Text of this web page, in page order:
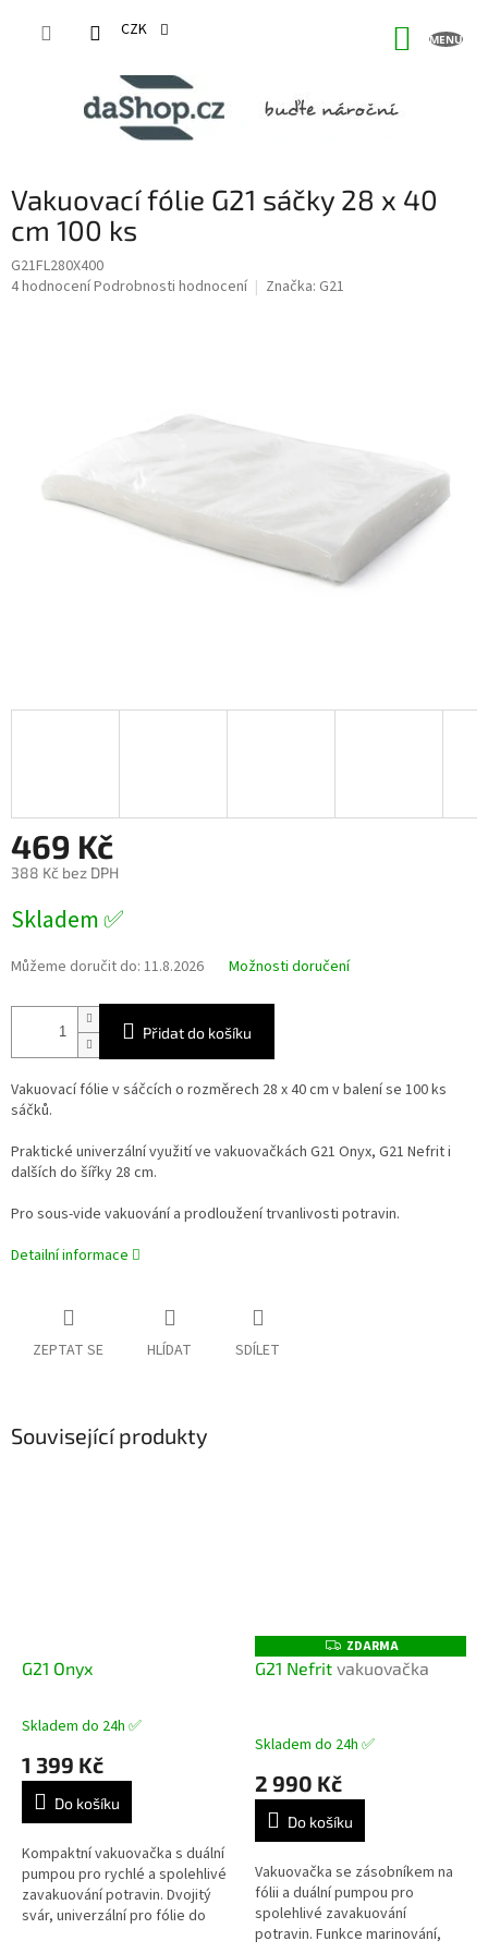
CZK
Vakuovací fólie G21 sáčky 28 x 40
cm 100 ks
G21FL280X400
Průměrné
4 hodnoceníPodrobnosti hodnocení Značka: G21
469 Kč
388 Kč bez DPH
cena:
Skladem ✅
Můžeme doručit do: 11.8.2026 Možnosti doručení
Přidat do košíku
Vakuovací fólie v sáčcích o rozměrech 28 x 40 cm v balení se 100 ks
sáčků.
Praktické univerzální využití ve vakuovačkách G21 Onyx, G21 Nefrit i
dalších do šířky 28 cm.
Pro sous-vide vakuování a prodloužení trvanlivosti potravin.
Detailní informace
ZEPTAT SE HLÍDAT SDÍLET
Související produkty
G21 Onyx
Průměrné
produktu
5,0
5
hvězdiček.
Skladem do 24h ✅
1 399 Kč
Do košíku
Kompaktní vakuovačka s duální
pumpou pro rychlé a spolehlivé
zavakuování potravin. Dvojitý
svár, univerzální pro fólie do
Z
D
A
ZDARMA
G21 Nefrit vakuovačka
Skladem do 24h ✅
2 990 Kč
Do košíku
Vakuovačka se zásobníkem na
fólii a duální pumpou pro
spolehlivé zavakuování
potravin. Funkce marinování,